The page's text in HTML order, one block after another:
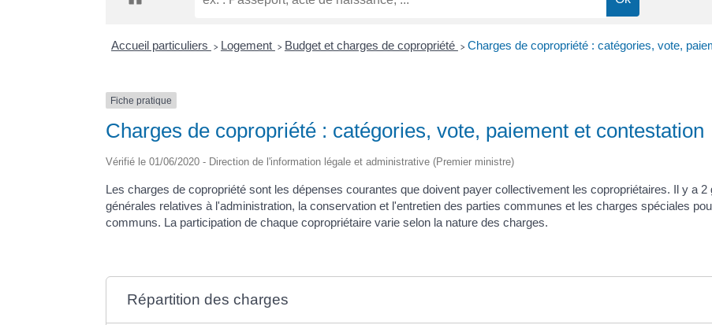
Accueil particuliers > Logement > Budget et charges de copropriété > Charges de copropriété : catégories, vote,
Fiche pratique
Charges de copropriété : catégories, vote, paiement et contestation
Vérifié le 01/06/2020 - Direction de l'information légale et administrative (Premier ministre)
Les charges de copropriété sont les dépenses courantes que doivent payer collectivement les copropriétaires. Il y a
générales relatives à l'administration, la conservation et l'entretien des parties communes et les charges spéciales
communs. La participation de chaque copropriétaire varie selon la nature des charges.
Répartition des charges